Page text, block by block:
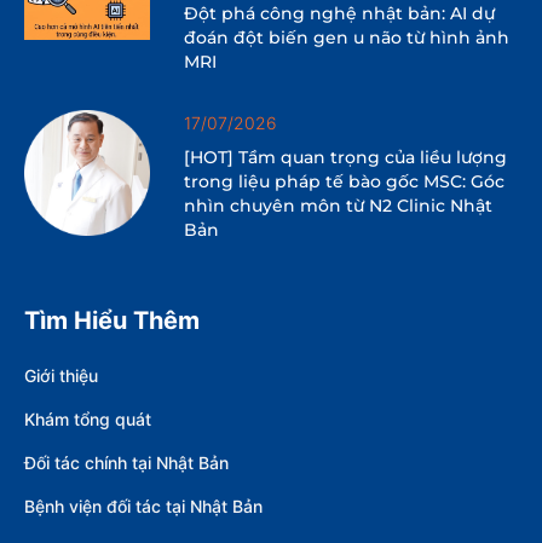
Đột phá công nghệ nhật bản: AI dự
đoán đột biến gen u não từ hình ảnh
MRI
17/07/2026
[HOT] Tầm quan trọng của liều lượng
trong liệu pháp tế bào gốc MSC: Góc
nhìn chuyên môn từ N2 Clinic Nhật
Bản
Tìm Hiểu Thêm
Giới thiệu
Khám tổng quát
Đối tác chính tại Nhật Bản
Bệnh viện đối tác tại Nhật Bản